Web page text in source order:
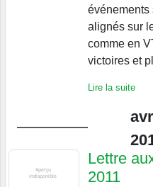
événements
alignés sur
comme en
victoires et
Lire la suite
Lettre
2011